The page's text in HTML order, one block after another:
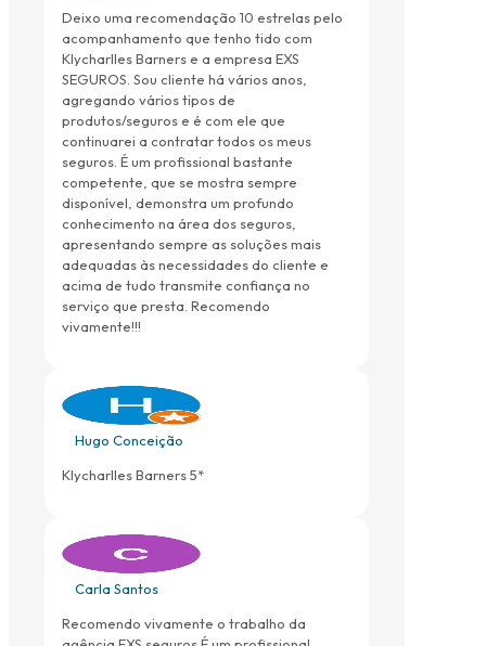
Deixo uma recomendação 10 estrelas pelo
acompanhamento que tenho tido com
Klycharlles Barners e a empresa EXS
SEGUROS. Sou cliente há vários anos,
agregando vários tipos de
produtos/seguros e é com ele que
continuarei a contratar todos os meus
seguros. É um profissional bastante
competente, que se mostra sempre
disponível, demonstra um profundo
conhecimento na área dos seguros,
apresentando sempre as soluções mais
adequadas às necessidades do cliente e
acima de tudo transmite confiança no
serviço que presta. Recomendo
vivamente!!!
Hugo Conceição
Klycharlles Barners 5*
Carla Santos
Recomendo vivamente o trabalho da